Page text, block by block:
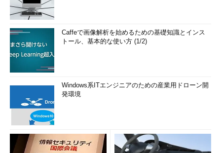
Caffeで画像解析を始めるための基礎知識とインス
トール、基本的な使い方 (1/2)
Windows系ITエンジニアのための産業用ドローン開
発環境